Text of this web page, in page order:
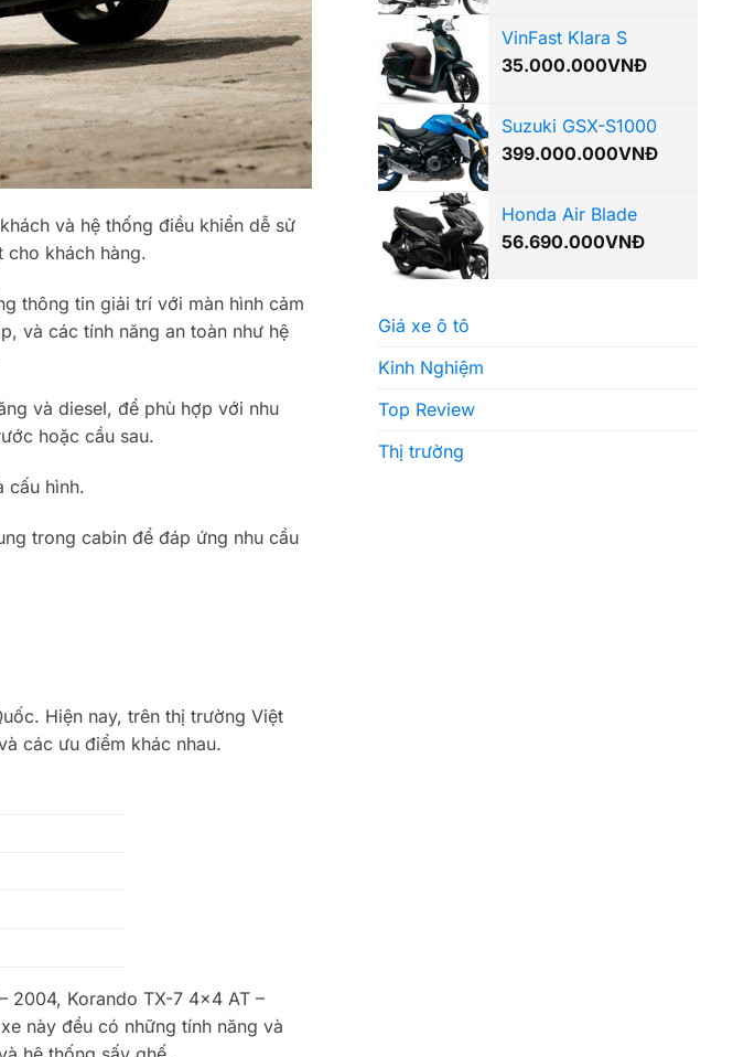
và hệ thống điều khiển dễ sử
cho khách hàng.
thông tin giải trí với màn hình cảm
và các tính năng an toàn như hệ
và diesel, để phù hợp với nhu
hoặc cầu sau.
cấu hình.
trong cabin để đáp ứng nhu cầu
Hiện nay, trên thị trường Việt
các ưu điểm khác nhau.
2004, Korando TX-7 4×4 AT –
này đều có những tính năng và
VinFast Klara S
35.000.000VNĐ
Suzuki GSX-S1000
399.000.000VNĐ
Honda Air Blade
56.690.000VNĐ
Giá xe ô tô
Kinh Nghiệm
Top Review
Thị trường